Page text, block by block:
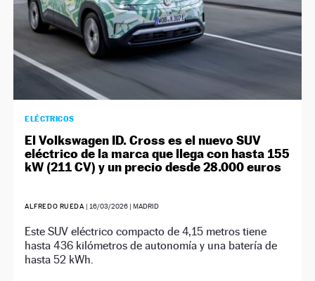
ELÉCTRICOS
El Volkswagen ID. Cross es el nuevo SUV
eléctrico de la marca que llega con hasta 155
kW (211 CV) y un precio desde 28.000 euros
ALFREDO RUEDA | 16/03/2026 | MADRID
Este SUV eléctrico compacto de 4,15 metros tiene
hasta 436 kilómetros de autonomía y una batería de
hasta 52 kWh.